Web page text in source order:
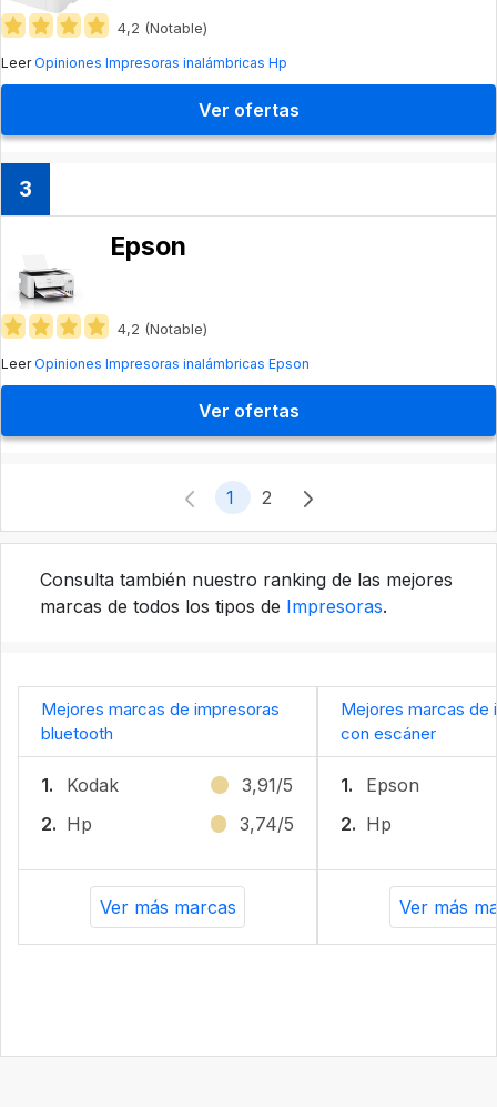
4,2 (Notable)
LeerOpiniones Impresoras inalámbricas Hp
Ver ofertas
3
Epson
4,2 (Notable)
LeerOpiniones Impresoras inalámbricas Epson
Ver ofertas
1 2
Consulta también nuestro ranking de las mejores
marcas de todos los tipos de Impresoras.
Mejores marcas de impresoras
bluetooth
1. Kodak
3,91/5
2. Hp 3,74/5
Ver más marcas
Mejores marcas de
con escáner
1.
Epson
2. Hp
Ver más